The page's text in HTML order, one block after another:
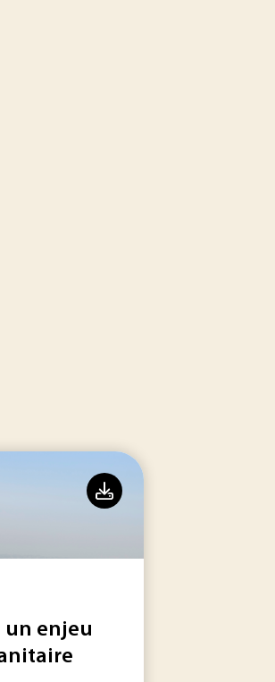
est en cours de finalisation.
de créativité et sortir des sentiers
un enjeu